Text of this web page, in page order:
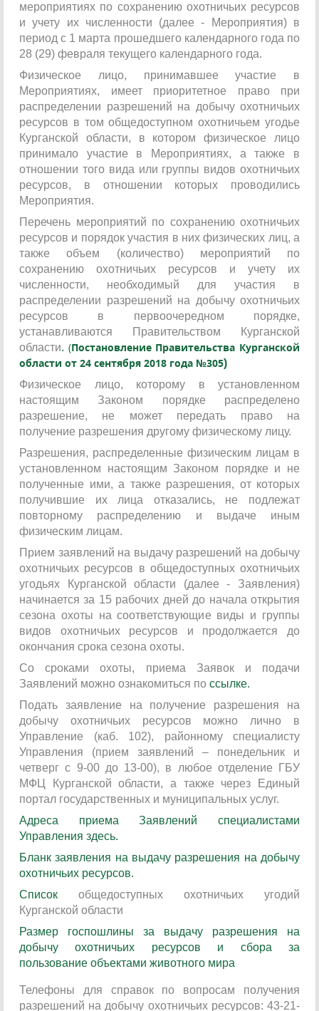
мероприятиях по сохранению охотничьих ресурсов
и учету их численности (далее - Мероприятия) в
период с 1 марта прошедшего календарного года по
28 (29) февраля текущего календарного года.
Физическое лицо, принимавшее участие в
Мероприятиях, имеет приоритетное право при
распределении разрешений на добычу охотничьих
ресурсов в том общедоступном охотничьем угодье
Курганской области, в котором физическое лицо
принимало участие в Мероприятиях, а также в
отношении того вида или группы видов охотничьих
ресурсов, в отношении которых проводились
Мероприятия.
Перечень мероприятий по сохранению охотничьих
ресурсов и порядок участия в них физических лиц, а
также объем (количество) мероприятий по
сохранению охотничьих ресурсов и учету их
численности, необходимый для участия в
распределении разрешений на добычу охотничьих
ресурсов в первоочередном порядке,
устанавливаются Правительством Курганской
области. (Постановление Правительства Курганской
области от 24 сентября 2018 года №305)
Физическое лицо, которому в установленном
настоящим Законом порядке распределено
разрешение, не может передать право на
получение разрешения другому физическому лицу.
Разрешения, распределенные физическим лицам в
установленном настоящим Законом порядке и не
полученные ими, а также разрешения, от которых
получившие их лица отказались, не подлежат
повторному распределению и выдаче иным
физическим лицам.
Прием заявлений на выдачу разрешений на добычу
охотничьих ресурсов в общедоступных охотничьих
угодьях Курганской области (далее - Заявления)
начинается за 15 рабочих дней до начала открытия
сезона охоты на соответствующие виды и группы
видов охотничьих ресурсов и продолжается до
окончания срока сезона охоты.
Со сроками охоты, приема Заявок и подачи
Заявлений можно ознакомиться по ссылке.
Подать заявление на получение разрешения на
добычу охотничьих ресурсов можно лично в
Управление (каб. 102), районному специалисту
Управления (прием заявлений – понедельник и
четверг с 9-00 до 13-00), в любое отделение ГБУ
МФЦ Курганской области, а также через Единый
портал государственных и муниципальных услуг.
Адреса приема Заявлений специалистами
Управления здесь.
Бланк заявления на выдачу разрешения на добычу
охотничьих ресурсов.
Список общедоступных охотничьих угодий
Курганской области
Размер госпошлины за выдачу разрешения на
добычу охотничьих ресурсов и сбора за
пользование объектами животного мира
Телефоны для справок по вопросам получения
разрешений на добычу охотничьих ресурсов: 43-21-